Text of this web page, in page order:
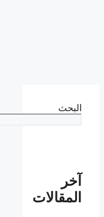
البحث
آخر
المقالات